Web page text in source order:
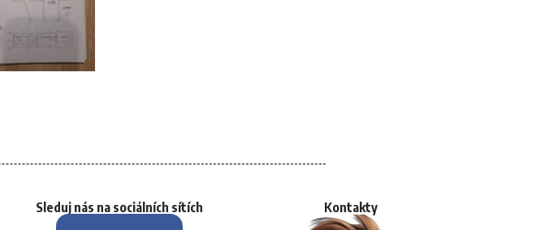
Sleduj nás na sociálních sítích Kontakty